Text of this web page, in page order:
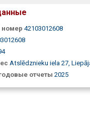
номер 42103012608
Atslēdznieku iela 27,
отчеты 2025